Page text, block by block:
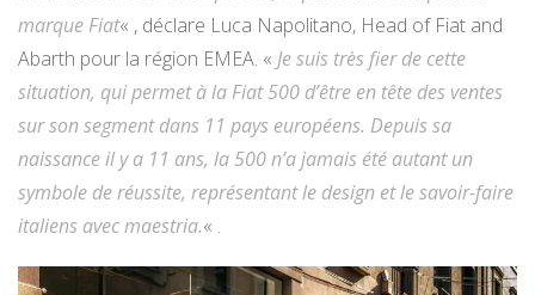
marque Fiat« , déclare Luca Napolitano, Head of Fiat and
Abarth pour la région EMEA. « Je suis très fier de cette
situation, qui permet à la Fiat 500 d’être en tête des ventes
sur son segment dans 11 pays européens. Depuis sa
naissance il y a 11 ans, la 500 n’a jamais été autant un
symbole de réussite, représentant le design et le savoir-faire
italiens avec maestria.« .